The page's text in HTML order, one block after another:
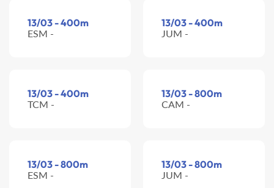
13/03 - 400m
ESM -
13/03 - 400m
JUM -
13/03 - 400m
TCM -
13/03 - 800m
CAM -
13/03 - 800m
ESM -
13/03 - 800m
JUM -